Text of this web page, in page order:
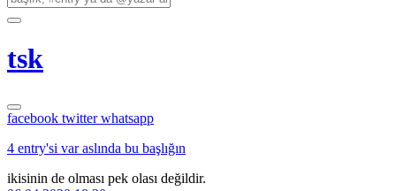
tsk
facebook twitterwhatsapp
4 entry'si var aslında bu başlığın
ikisinin de olması pek olası değildir.